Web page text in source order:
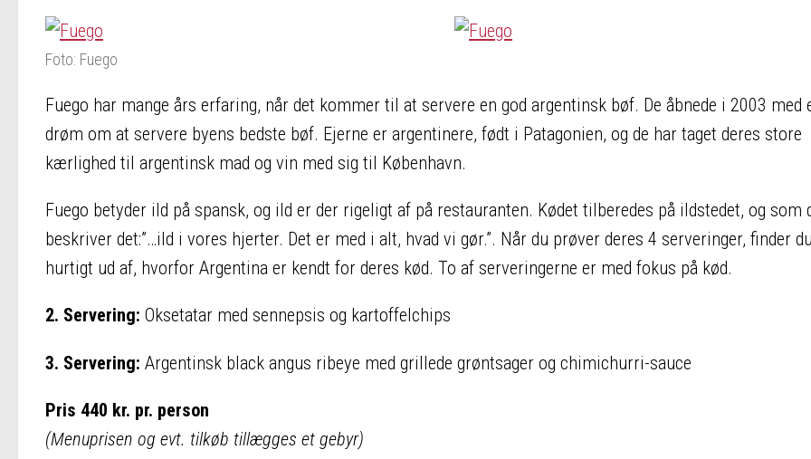
Foto: Fuego
Fuego har mange års erfaring, når det kommer til at servere en god argentinsk bøf. De åbnede i 2003 med
drøm om at servere byens bedste bøf. Ejerne er argentinere, født i Patagonien, og de har taget deres store
kærlighed til argentinsk mad og vin med sig til København.
Fuego betyder ild på spansk, og ild er der rigeligt af på restauranten. Kødet tilberedes på ildstedet, og som
beskriver det:”…ild i vores hjerter. Det er med i alt, hvad vi gør.”. Når du prøver deres 4 serveringer, finder
hurtigt ud af, hvorfor Argentina er kendt for deres kød. To af serveringerne er med fokus på kød.
2. Servering: Oksetatar med sennepsis og kartoffelchips
3. Servering: Argentinsk black angus ribeye med grillede grøntsager og chimichurri-sauce
Pris 440 kr. pr. person
(Menuprisen og evt. tilkøb tillægges et gebyr)